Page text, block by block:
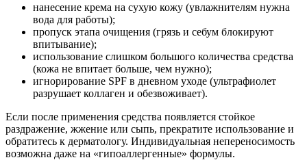
нанесение крема на сухую кожу (увлажнителям нужна
вода для работы);
пропуск этапа очищения (грязь и себум блокируют
впитывание);
использование слишком большого количества средства
(кожа не впитает больше, чем нужно);
игнорирование SPF в дневном уходе (ультрафиолет
разрушает коллаген и обезвоживает).
Если после применения средства появляется стойкое
раздражение, жжение или сыпь, прекратите использование и
обратитесь к дерматологу. Индивидуальная непереносимость
возможна даже на «гипоаллергенные» формулы.